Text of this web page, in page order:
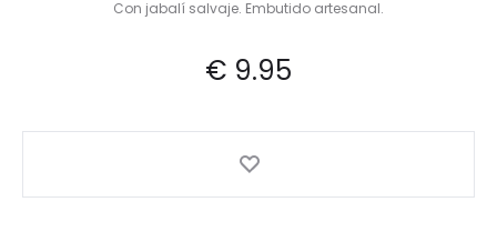
Con jabalí salvaje. Embutido artesanal.
€ 9.95